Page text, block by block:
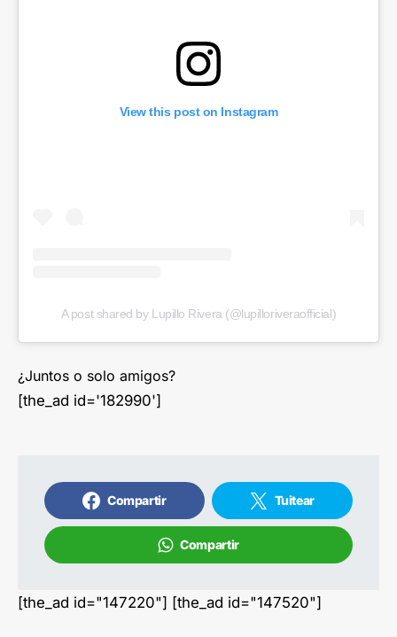
View this post on Instagram
A post shared by Lupillo Rivera (@lupilloriveraofficial)
¿Juntos o solo amigos?
[the_ad id='182990']
Compartir Tuitear
Compartir
[the_ad id="147220"] [the_ad id="147520"]